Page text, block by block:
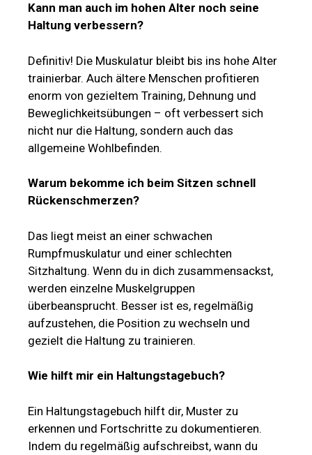
Kann man auch im hohen Alter noch seine
Haltung verbessern?
Definitiv! Die Muskulatur bleibt bis ins hohe Alter
trainierbar. Auch ältere Menschen profitieren
enorm von gezieltem Training, Dehnung und
Beweglichkeitsübungen – oft verbessert sich
nicht nur die Haltung, sondern auch das
allgemeine Wohlbefinden.
Warum bekomme ich beim Sitzen schnell
Rückenschmerzen?
Das liegt meist an einer schwachen
Rumpfmuskulatur und einer schlechten
Sitzhaltung. Wenn du in dich zusammensackst,
werden einzelne Muskelgruppen
überbeansprucht. Besser ist es, regelmäßig
aufzustehen, die Position zu wechseln und
gezielt die Haltung zu trainieren.
Wie hilft mir ein Haltungstagebuch?
Ein Haltungstagebuch hilft dir, Muster zu
erkennen und Fortschritte zu dokumentieren.
Indem du regelmäßig aufschreibst, wann du